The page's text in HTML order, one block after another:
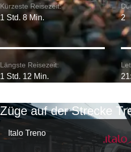
Kürzeste Reisezeit:
1 Std. 8 Min.
Längste Reisezeit:
1 Std. 12 Min.
2
Züge auf der Strecke
Italo Treno